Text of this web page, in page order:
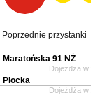
Poprzednie przystanki
Maratońska 91 NŻ
Dojeżdża w:
Plocka
Dojeżdża w: